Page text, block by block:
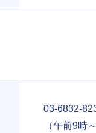
03-6832-
（午前9時